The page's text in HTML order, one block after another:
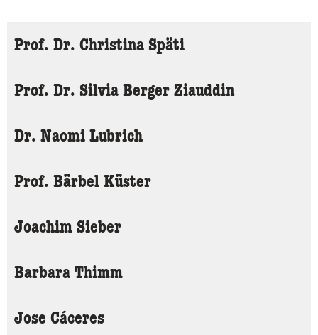
Prof. Dr. Christina Späti
Prof. Dr. Silvia Berger Ziauddin
Dr. Naomi Lubrich
Prof. Bärbel Küster
Joachim Sieber
Barbara Thimm
Jose Cáceres